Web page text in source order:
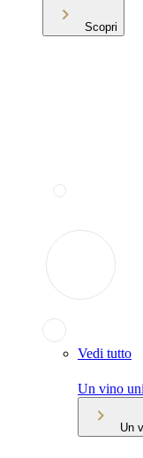
Scopri
Vedi tutto
Un vino
Un